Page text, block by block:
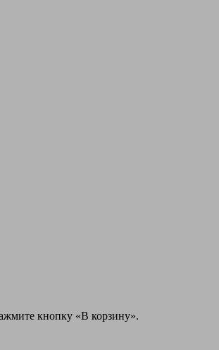
кнопку «В корзину».